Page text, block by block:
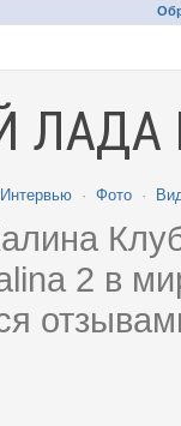
Интервью · Фото ·
2 в